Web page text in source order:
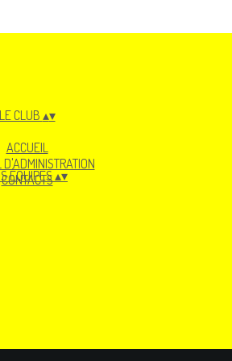
LE CLUB ▴▾
ACCUEIL
D'ADMINISTRATION
CONTACTS
ÉQUIPES▴▾